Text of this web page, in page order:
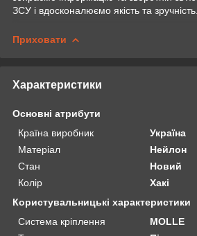
ЗСУ і вдосконалюємо якість та зручність.
Приховати
Характеристики
Основні атрибути
Країна виробник
Україна
Матеріал
Нейлон
Стан
Новий
Колір
Хакі
Користувальницькі характеристики
Система кріплення
MOLLE